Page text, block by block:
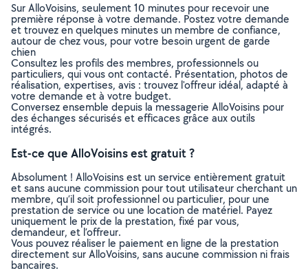
Sur AlloVoisins, seulement 10 minutes pour recevoir une
première réponse à votre demande. Postez votre demande
et trouvez en quelques minutes un membre de confiance,
autour de chez vous, pour votre besoin urgent de garde
chien
Consultez les profils des membres, professionnels ou
particuliers, qui vous ont contacté. Présentation, photos de
réalisation, expertises, avis : trouvez l'offreur idéal, adapté à
votre demande et à votre budget.
Conversez ensemble depuis la messagerie AlloVoisins pour
des échanges sécurisés et efficaces grâce aux outils
intégrés.
Est-ce que AlloVoisins est gratuit ?
Absolument ! AlloVoisins est un service entièrement gratuit
et sans aucune commission pour tout utilisateur cherchant un
membre, qu’il soit professionnel ou particulier, pour une
prestation de service ou une location de matériel. Payez
uniquement le prix de la prestation, fixé par vous,
demandeur, et l’offreur.
Vous pouvez réaliser le paiement en ligne de la prestation
directement sur AlloVoisins, sans aucune commission ni frais
bancaires.